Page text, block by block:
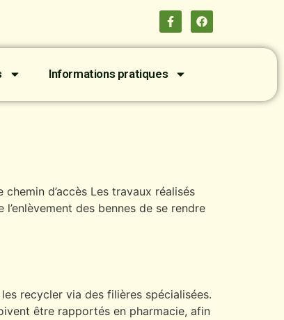
Informations pratiques
d’accès Les travaux réalisés
des bennes de se rendre
recycler via des filières spécialisées.
être rapportés en pharmacie, afin